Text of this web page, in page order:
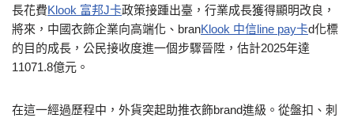
長花費Klook 富邦J卡政策接踵出臺，行業成長獲得顯明改良，
將來，中國衣飾企業向高端化、branKlook 中信line pay卡d化標
的目的成長，公民接收度進一個步驟晉陞，估計2025年達
11071.8億元。
在這一經過歷程中，外貨突起助推衣飾brand進級。從盤扣、刺